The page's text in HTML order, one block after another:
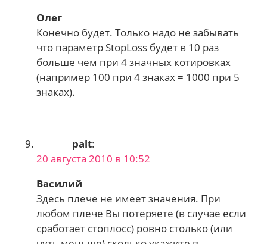
Олег
Конечно будет. Только надо не забывать
что параметр StopLoss будет в 10 раз
больше чем при 4 значных котировках
(например 100 при 4 знаках = 1000 при 5
знаках).
palt:
20 августа 2010 в 10:52
Василий
Здесь плече не имеет значения. При
любом плече Вы потеряете (в случае если
сработает стоплосс) ровно столько (или